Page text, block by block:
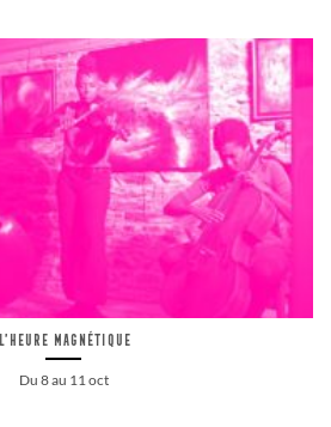
L’Heure Magnétique
Du 8 au 11 oct